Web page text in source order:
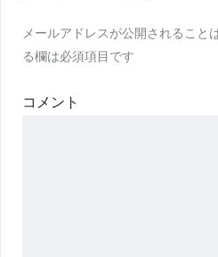
メールアドレスが公開されること
る欄は必須項目です
コメント